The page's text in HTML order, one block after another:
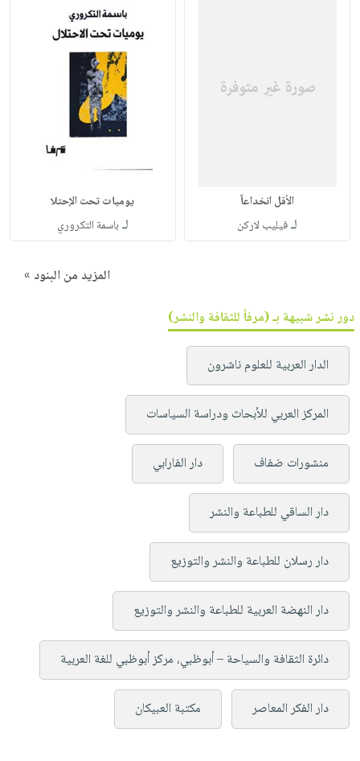
الأقل انخداعاً
لـفيليب لاركن
يوميات تحت الإحتلا
لـ باسمة التكروري
المزيد من البنود »
دور نشر شبيهة بـ (مرفأ للثقافة والنشر)
الدار العربية للعلوم ناشرون
المركز العربي للأبحاث ودراسة السياسات
منشورات ضفاف دار الفارابي
دار الساقي للطباعة والنشر
دار رسلان للطباعة والنشر والتوزيع
دار النهضة العربية للطباعة والنشر والتوزيع
دائرة الثقافة والسياحة – أبوظبي، مركز أبوظبي للغة العربية
دار الفكر المعاصر مكتبة العبيكان